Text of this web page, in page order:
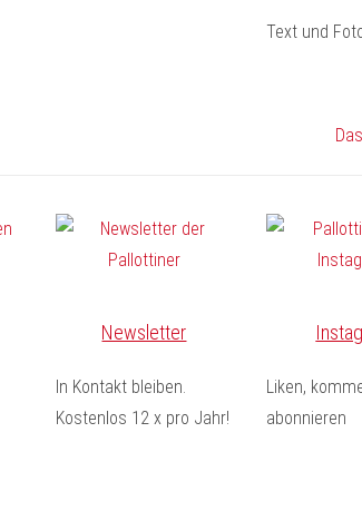
Text und
Newsletter
In Kontakt bleiben.
Kostenlos 12 x pro Jahr!
Liken,
abonnieren